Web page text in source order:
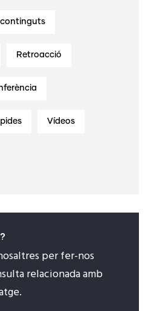
Retroacció
Vídeos
per fer-nos
relacionada amb